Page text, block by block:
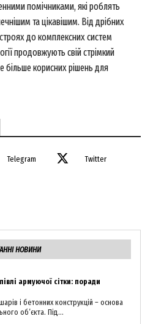
помічниками, які роблять
та цікавішим. Від дрібних
до комплексних систем
продовжують свій стрімкий
корисних рішень для
Telegram Twitter
НОВИНИ
армуючої сітки: поради
і бетонних конструкцій – основа
об’єкта. Під...